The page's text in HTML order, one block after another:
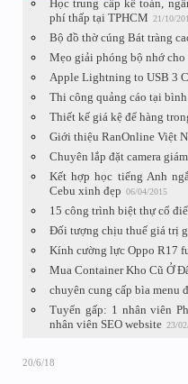
Học trung cấp kế toán,
phí thấp tại TPHCM 21/10/
Bộ đồ thờ cúng Bát tràng
Mẹo giải phóng bộ nhớ cho
Apple Lightning to USB 3
Thi công quảng cáo tại
Thiết kế giá kệ để hàng
Giới thiệu RanOnline Việt
Chuyên lắp đặt camera
Kết hợp học tiếng Anh
Cebu xinh đẹp 06/04/2015
15 công trình biệt thự cổ
Đối tượng chịu thuế giá trị
Kính cường lực Oppo R17
Mua Container Kho Cũ Ở
chuyên cung cấp bìa menu
Tuyển gấp: 1 nhân viên
nhân viên SEO website 23/
20/6/18